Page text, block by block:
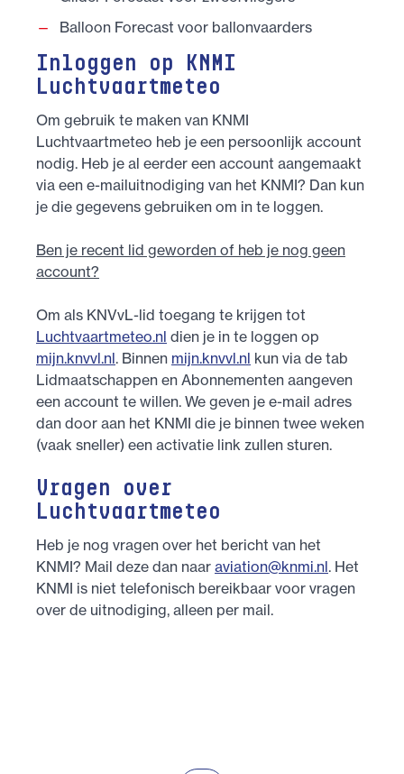
Balloon Forecast voor ballonvaarders
Inloggen op KNMI
Luchtvaartmeteo
Om gebruik te maken van KNMI
Luchtvaartmeteo heb je een persoonlijk account
nodig. Heb je al eerder een account aangemaakt
via een e-mailuitnodiging van het KNMI? Dan kun
je die gegevens gebruiken om in te loggen.
Ben je recent lid geworden of heb je nog geen
account?
Om als KNVvL-lid toegang te krijgen tot
Luchtvaartmeteo.nl dien je in te loggen op
mijn.knvvl.nl. Binnen mijn.knvvl.nl kun via de tab
Lidmaatschappen en Abonnementen aangeven
een account te willen. We geven je e-mail adres
dan door aan het KNMI die je binnen twee weken
(vaak sneller) een activatie link zullen sturen.
Vragen over
Luchtvaartmeteo
Heb je nog vragen over het bericht van het
KNMI? Mail deze dan naar aviation@knmi.nl. Het
KNMI is niet telefonisch bereikbaar voor vragen
over de uitnodiging, alleen per mail.